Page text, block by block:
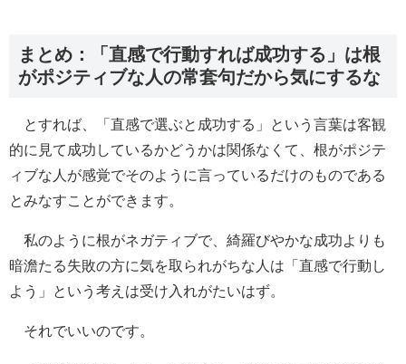
まとめ：「直感で行動すれば成功する」は根
がポジティブな人の常套句だから気にするな
とすれば、「直感で選ぶと成功する」という言葉は客観
的に見て成功しているかどうかは関係なくて、根がポジテ
ィブな人が感覚でそのように言っているだけのものである
とみなすことができます。
私のように根がネガティブで、綺羅びやかな成功よりも
暗澹たる失敗の方に気を取られがちな人は「直感で行動し
よう」という考えは受け入れがたいはず。
それでいいのです。